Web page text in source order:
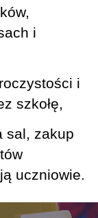
i
i
szkołę,
sal, zakup
uczniowie.